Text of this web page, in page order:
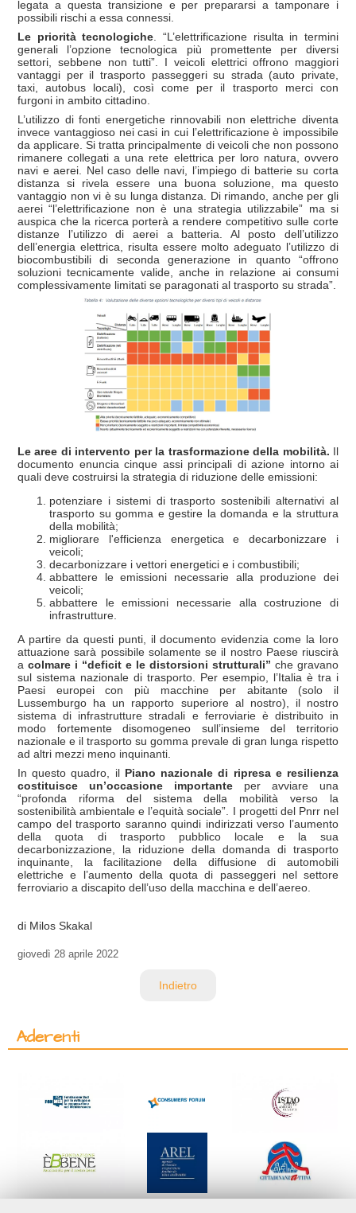
legata a questa transizione e per prepararsi a tamponare i
possibili rischi a essa connessi.
Le priorità tecnologiche . “L’elettrificazione risulta in termini
generali l’opzione tecnologica più promettente per diversi
settori, sebbene non tutti”. I veicoli elettrici offrono maggiori
vantaggi per il trasporto passeggeri su strada (auto private,
taxi, autobus locali), così come per il trasporto merci con
furgoni in ambito cittadino.
L’utilizzo di fonti energetiche rinnovabili non elettriche diventa
invece vantaggioso nei casi in cui l’elettrificazione è impossibile
da applicare. Si tratta principalmente di veicoli che non possono
rimanere collegati a una rete elettrica per loro natura, ovvero
navi e aerei. Nel caso delle navi, l’impiego di batterie su corta
distanza si rivela essere una buona soluzione, ma questo
vantaggio non vi è su lunga distanza. Di rimando, anche per gli
aerei “l’elettrificazione non è una strategia utilizzabile” ma si
auspica che la ricerca porterà a rendere competitivo sulle corte
distanze l’utilizzo di aerei a batteria. Al posto dell’utilizzo
dell’energia elettrica, risulta essere molto adeguato l’utilizzo di
biocombustibili di seconda generazione in quanto “offrono
soluzioni tecnicamente valide, anche in relazione ai consumi
complessivamente limitati se paragonati al trasporto su strada”.
Le aree di intervento per la trasformazione della mobilità. Il
documento enuncia cinque assi principali di azione intorno ai
quali deve costruirsi la strategia di riduzione delle emissioni:
potenziare i sistemi di trasporto sostenibili alternativi al
trasporto su gomma e gestire la domanda e la struttura
della mobilità;
migliorare l'efficienza energetica e decarbonizzare i
veicoli;
decarbonizzare i vettori energetici e i combustibili;
abbattere le emissioni necessarie alla produzione dei
veicoli;
abbattere le emissioni necessarie alla costruzione di
infrastrutture.
A partire da questi punti, il documento evidenzia come la loro
attuazione sarà possibile solamente se il nostro Paese riuscirà
a colmare i “deficit e le distorsioni strutturali” che gravano
sul sistema nazionale di trasporto. Per esempio, l’Italia è tra i
Paesi europei con più macchine per abitante (solo il
Lussemburgo ha un rapporto superiore al nostro), il nostro
sistema di infrastrutture stradali e ferroviarie è distribuito in
modo fortemente disomogeneo sull’insieme del territorio
nazionale e il trasporto su gomma prevale di gran lunga rispetto
ad altri mezzi meno inquinanti.
In questo quadro, il Piano nazionale di ripresa e resilienza
costituisce un’occasione importante per avviare una
“profonda riforma del sistema della mobilità verso la
sostenibilità ambientale e l’equità sociale”. I progetti del Pnrr nel
campo del trasporto saranno quindi indirizzati verso l’aumento
della quota di trasporto pubblico locale e la sua
decarbonizzazione, la riduzione della domanda di trasporto
inquinante, la facilitazione della diffusione di automobili
elettriche e l’aumento della quota di passeggeri nel settore
ferroviario a discapito dell’uso della macchina e dell’aereo.
di Milos Skakal
giovedì 28 aprile 2022
Indietro
Aderenti